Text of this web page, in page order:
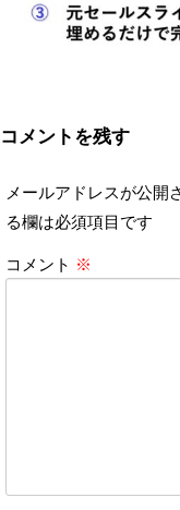
コメントを残す
メールアドレスが公開
る欄は必須項目です
コメント ※